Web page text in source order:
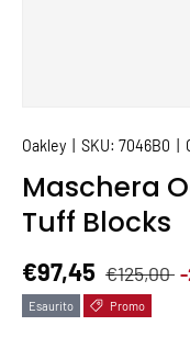
Oakley SKU: 7046B0
Maschera
Tuff Blocks
Prezzo di
€97,45 Prezzo
€125,00
Esaurito Promo